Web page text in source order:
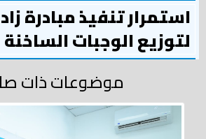
استمرار تنفيذ مبادرة
لتوزيع الوجبات الساخنة
موضوعات ذات